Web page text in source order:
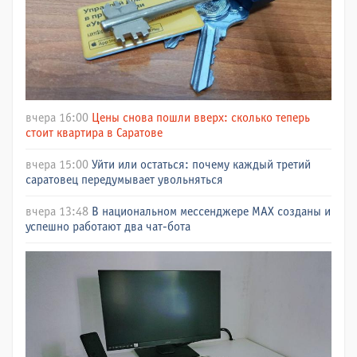
вчера 16:00 Цены снова пошли вверх: сколько теперь
стоит квартира в Саратове
вчера 15:00 Уйти или остаться: почему каждый третий
саратовец передумывает увольняться
вчера 13:48 В национальном мессенджере МАХ созданы и
успешно работают два чат-бота